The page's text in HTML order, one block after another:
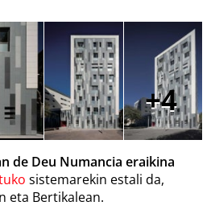
4
de Deu Numancia eraikina
sistemarekin estali da,
eta Bertikalean.